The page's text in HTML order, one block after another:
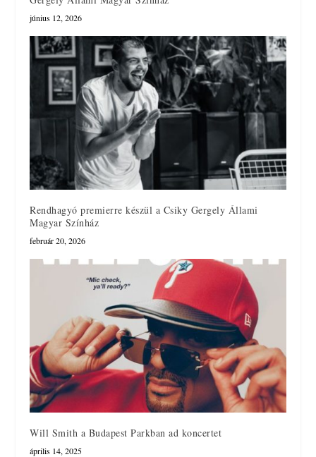
június 12, 2026
Rendhagyó premierre készül a Csiky Gergely Állami
Magyar Színház
február 20, 2026
Will Smith a Budapest Parkban ad koncertet
április 14, 2025